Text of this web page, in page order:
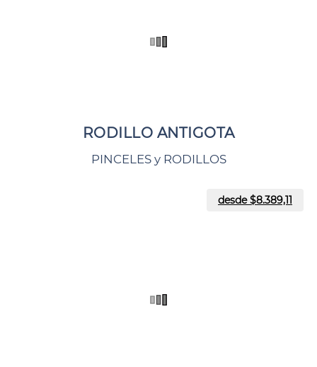
RODILLO ANTIGOTA
PINCELES y RODILLOS
desde $8.389,11